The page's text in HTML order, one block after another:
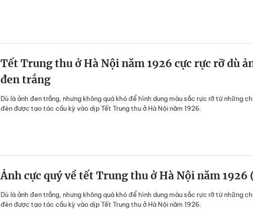
Tết Trung thu ở Hà Nội năm 1926 cực rực rỡ dù
đen trắng
Dù là ảnh đen trắng, nhưng không quá khó để hình dung màu sắc rực rỡ từ những
đèn được tạo tác cầu kỳ vào dịp Tết Trung thu ở Hà Nội năm 1926.
Ảnh cực quý về tết Trung thu ở Hà Nội năm 1926
Dù là ảnh đen trắng, nhưng không quá khó để hình dung màu sắc rực rỡ từ những
đèn được tạo tác cầu kỳ vào dịp Tết Trung thu ở Hà Nội năm 1926.